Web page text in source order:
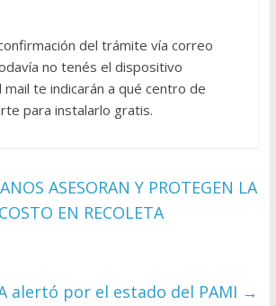
del trámite vía correo
no tenés el dispositivo
mail te indicarán a qué centro de
para instalarlo gratis.
ASESORAN Y PROTEGEN LA
EN RECOLETA
alertó por el estado del PAMI →